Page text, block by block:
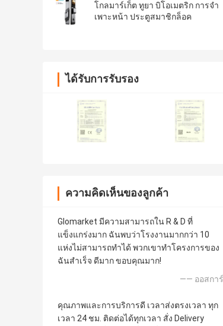
โกลมาร์เก็ต ทูยา บิโอเมตริก การจํา
เพาะหน้า ประตูสมาชิกล็อค
ได้รับการรับรอง
ความคิดเห็นของลูกค้า
Glomarket มีความสามารถใน R & D ที่
แข็งแกร่งมาก ฉันพบว่าโรงงานมากกว่า 10
แห่งไม่สามารถทำได้ พวกเขาทำโครงการของ
ฉันสำเร็จ ดีมาก ขอบคุณมาก!
—— ออสการ์
คุณภาพและการบริการดี เวลาส่งตรงเวลา ทุก
เวลา 24 ชม. ติดต่อได้ทุกเวลา สั่ง Delivery